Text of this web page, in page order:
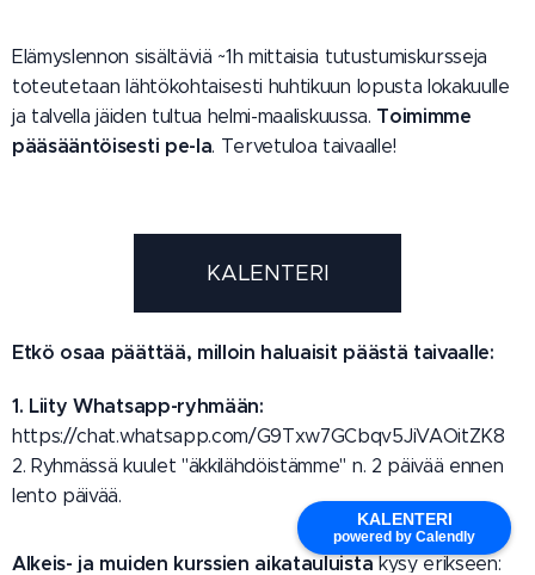
KALENTERI
powered by Calendly
Elämyslennon sisältäviä ~1h mittaisia tutustumiskursseja
toteutetaan lähtökohtaisesti huhtikuun lopusta lokakuulle
ja talvella jäiden tultua helmi-maaliskuussa. Toimimme
pääsääntöisesti pe-la. Tervetuloa taivaalle!
KALENTERI
Etkö osaa päättää, milloin haluaisit päästä taivaalle:
1. Liity Whatsapp-ryhmään:
https://chat.whatsapp.com/G9Txw7GCbqv5JiVAOitZK8
2. Ryhmässä kuulet "äkkilähdöistämme" n. 2 päivää ennen
lento päivää.
Alkeis- ja muiden kurssien aikatauluistakysy erikseen: